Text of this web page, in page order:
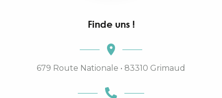
Finde uns !
679 Route Nationale • 83310 Grimaud